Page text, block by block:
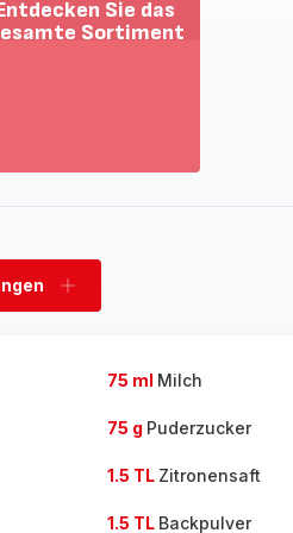
Sie das
Sortiment
Ladungen
75 ml Milch
75 g Puderzucker
1.5 TL Zitronensaft
1.5 TL Backpulver